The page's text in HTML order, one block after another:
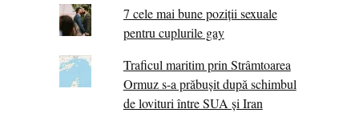
7 cele mai bune poziții sexuale
pentru cuplurile gay
Traficul maritim prin Strâmtoarea
Ormuz s-a prăbușit după schimbul
de lovituri între SUA şi Iran